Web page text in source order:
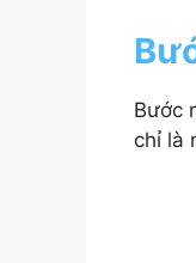
Bước
chỉ là